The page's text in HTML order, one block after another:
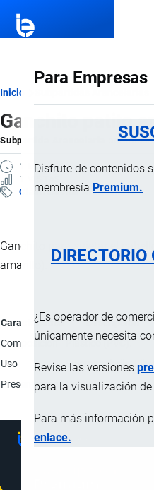
Para Empresas
Disfrute de contenidos
membresía Premium.
DIRECTORIO
¿Es operador de
únicamente necesita
Revise las versiones
para la visualización de
Para más información
enlace.
Ruta
de
navegación
Inicio
Ganchito patito
Subpartida Arancelaria por
1 MINUTO
1 VISTAS
Clasificación Arancelaria
Ganchito para sujetar el
amarillo).
Característica
Descripción
Composición
Plástico (PVC).
Uso
Sujetar cabello;
Presentación
Unidad.